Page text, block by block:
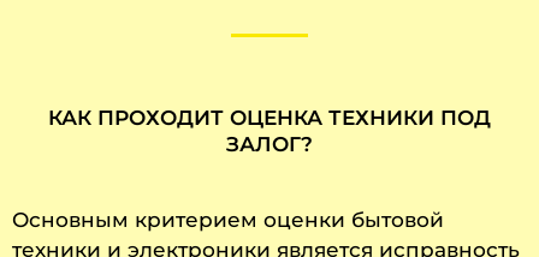
КАК ПРОХОДИТ ОЦЕНКА ТЕХНИКИ ПОД
ЗАЛОГ?
Основным критерием оценки бытовой
техники и электроники является исправность